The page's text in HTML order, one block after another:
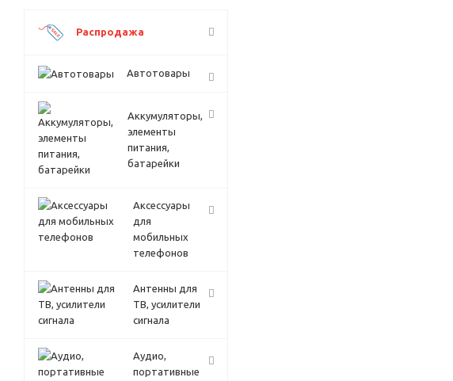
Распродажа
Автотовары
Аккумуляторы,
элементы
питания,
батарейки
Аксессуары
для
мобильных
телефонов
Антенны для
ТВ, усилители
сигнала
Аудио,
портативные